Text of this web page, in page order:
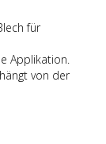
für
Applikation.
von der